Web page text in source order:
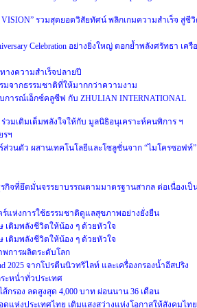
รวมสุดยอดวิสัยทัศน์ พลิกเกมความสำเร็จ สู่ชี
Celebration อย่างยิ่งใหญ่ ตอกย้ำพลังศรัทธา เครือ
างความสำเร็จปลายปี
มจากธรรมชาติที่ให้มากกว่าความงาม
ารณ์เอ็กซ์คลูซีฟ กับ ZHULIAN INTERNATIONAL
มเติมเต็มพลังใจให้กับ มูลนิธิอนุเคราะห์คนพิการ ฯ
รฯ
วนตัว ผสานเทคโนโลยีและโซลูชั่นจาก “ไมโครซอฟท์”
รกิจที่ยึดมั่นจรรยาบรรณตามมาตรฐานสากล ต่อเนื่องเป็
ตร์แห่งการใช้ธรรมชาติดูแลสุขภาพอย่างยั่งยืน
เติมพลังชีวิตให้น้อง ๆ ด้วยหัวใจ
เติมพลังชีวิตให้น้อง ๆ ด้วยหัวใจ
พการผลิตระดับโลก
2025 จากโปรตีนนิวทริไลท์ และเครื่องกรองน้ำอีสปริง
ะหน่ำทั่วประเทศ
กรอง ลดสูงสุด 4,000 บาท ผ่อนนาน 36 เดือน
ห่งประเทศไทย เติมแสงสว่างแห่งโอกาสให้สังคมไทย